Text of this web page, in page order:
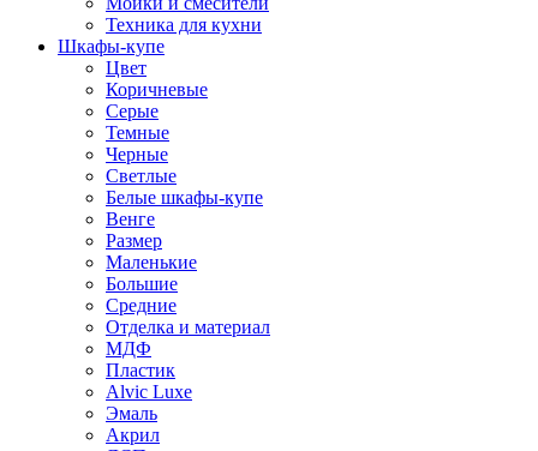
Техника для кухни
Шкафы-купе
Цвет
Коричневые
Серые
Темные
Черные
Светлые
Белые шкафы-купе
Венге
Размер
Маленькие
Большие
Средние
Отделка и материал
МДФ
Пластик
Alvic Luxe
Эмаль
Акрил